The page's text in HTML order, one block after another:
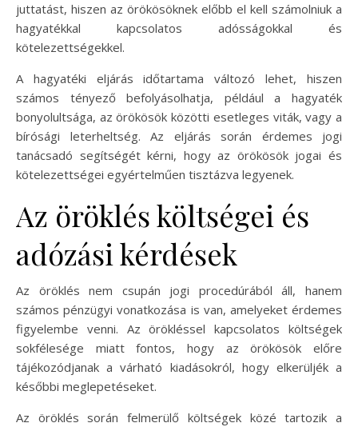
juttatást, hiszen az örökösöknek előbb el kell számolniuk a
hagyatékkal kapcsolatos adósságokkal és
kötelezettségekkel.
A hagyatéki eljárás időtartama változó lehet, hiszen
számos tényező befolyásolhatja, például a hagyaték
bonyolultsága, az örökösök közötti esetleges viták, vagy a
bírósági leterheltség. Az eljárás során érdemes jogi
tanácsadó segítségét kérni, hogy az örökösök jogai és
kötelezettségei egyértelműen tisztázva legyenek.
Az öröklés költségei és
adózási kérdések
Az öröklés nem csupán jogi procedúrából áll, hanem
számos pénzügyi vonatkozása is van, amelyeket érdemes
figyelembe venni. Az örökléssel kapcsolatos költségek
sokfélesége miatt fontos, hogy az örökösök előre
tájékozódjanak a várható kiadásokról, hogy elkerüljék a
későbbi meglepetéseket.
Az öröklés során felmerülő költségek közé tartozik a